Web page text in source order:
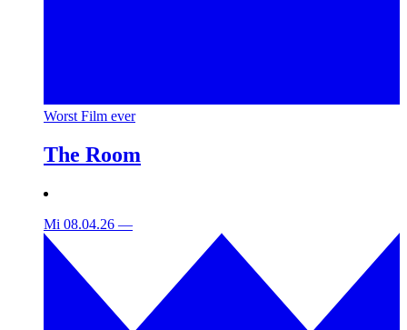
Worst Film ever
The Room
Mi 08.04.26 —